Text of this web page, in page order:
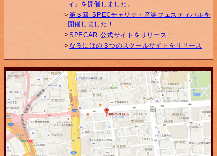
ィ」を開催しました。
第３回 SPECチャリティ音楽フェスティバルを
開催しました！
SPECAR 公式サイトをリリース！
なるにはの３つのスクールサイトをリリース